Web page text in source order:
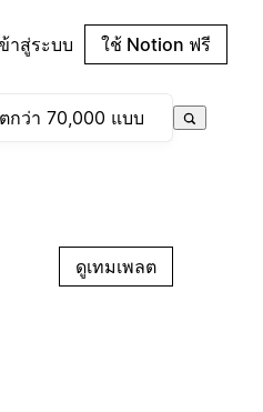
าสู่ระบบ ใช้ Notion ฟรี
ดูเทมเพลต